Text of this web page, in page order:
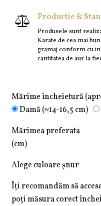
Productie &
Produsele sunt
Karate de cea mai
gramaj conform cu
cantitatea de aur la
Mărime încheietură
Damă (≈14-16,5 cm)
Mărimea preferata
(cm)
Alege culoare șnur
Îți recomandăm să
poți măsura corect